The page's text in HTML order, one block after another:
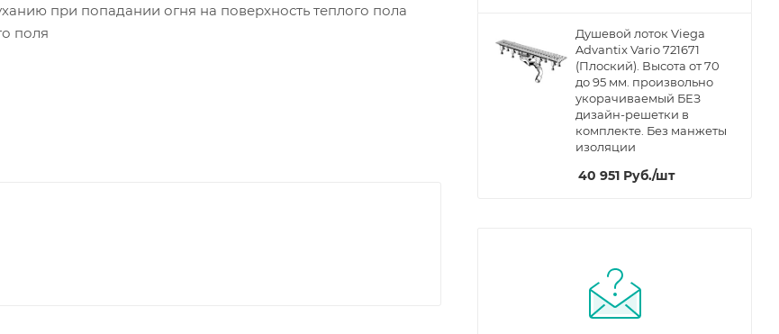
при попадании огня на поверхность теплого пола
поля
Душевой лоток Viega
Advantix Vario 721671
(Плоский). Высота от 70
до 95 мм. произвольно
укорачиваемый БЕЗ
дизайн-решетки в
комплекте. Без манжеты
изоляции
40 951 Руб./шт